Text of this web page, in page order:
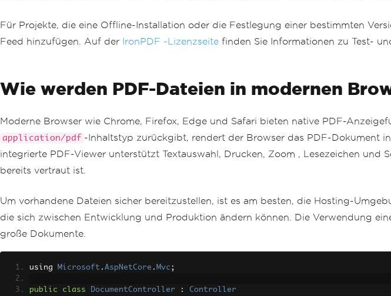
Für Projekte, die eine Offline-Installation oder die Festlegung einer bestimmten
Feed hinzufügen. Auf der IronPDF -Lizenzseite finden Sie Informationen zu Test-
Wie werden PDF-Dateien in modernen
Moderne Browser wie Chrome, Firefox, Edge und Safari bieten native PDF-
application/pdf -Inhaltstyp zurückgibt, rendert der Browser das PDF-Dokument
integrierte PDF-Viewer unterstützt Textauswahl, Drucken, Zoom , Lesezeichen
bereits vertraut ist.
Um vorhandene Dateien sicher bereitzustellen, ist es am besten, die Hosting-
die sich zwischen Entwicklung und Produktion ändern können. Die Verwendung
große Dokumente.
using Microsoft . AspNetCore . Mvc ;
public class DocumentController :
Controller